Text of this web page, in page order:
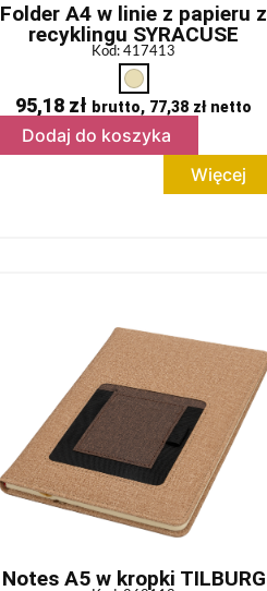
Folder A4 w linie z papieru z
recyklingu SYRACUSE
Kod: 417413
95,18 zł brutto, 77,38 złnetto
Dodaj do koszyka
Więcej
Notes A5 w kropki TILBURG